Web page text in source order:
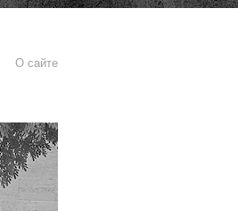
О сайте